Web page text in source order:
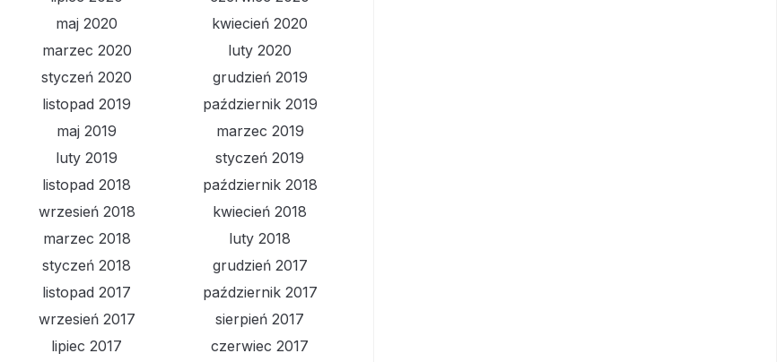
maj 2020
kwiecień 2020
marzec 2020
luty 2020
styczeń 2020
grudzień 2019
listopad 2019
październik 2019
maj 2019
marzec 2019
luty 2019
styczeń 2019
listopad 2018
październik 2018
wrzesień 2018
kwiecień 2018
marzec 2018
luty 2018
styczeń 2018
grudzień 2017
listopad 2017
październik 2017
wrzesień 2017
sierpień 2017
lipiec 2017
czerwiec 2017